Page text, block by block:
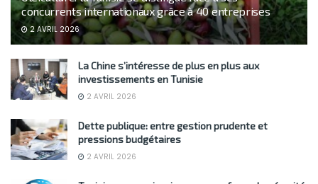
concurrents internationaux grâce à 40 entreprises
2 AVRIL 2026
La Chine s’intéresse de plus en plus aux
investissements en Tunisie
2 AVRIL 2026
Dette publique: entre gestion prudente et
pressions budgétaires
2 AVRIL 2026